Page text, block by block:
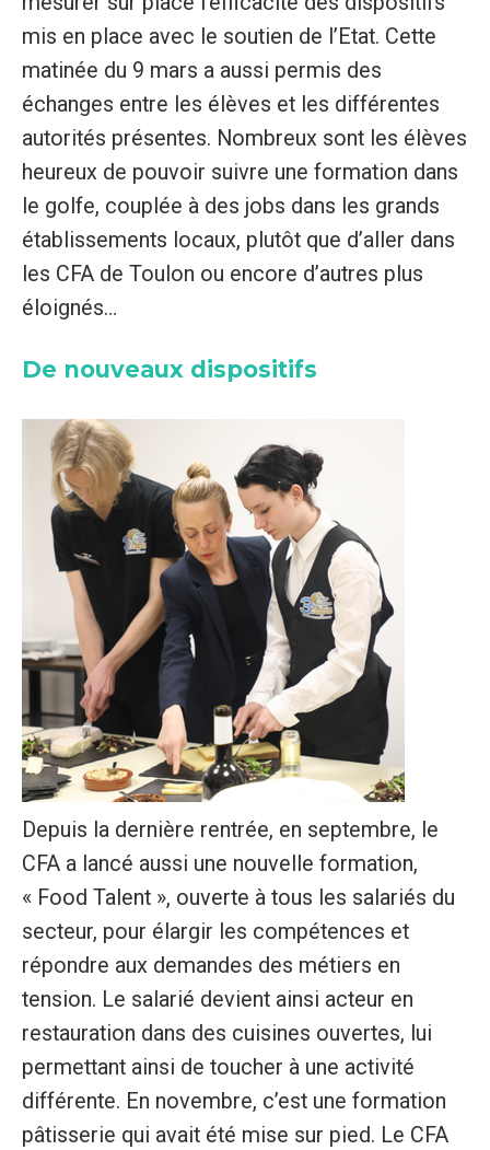
mis en place avec le soutien de l’Etat. Cette
matinée du 9 mars a aussi permis des
échanges entre les élèves et les différentes
autorités présentes. Nombreux sont les élèves
heureux de pouvoir suivre une formation dans
le golfe, couplée à des jobs dans les grands
établissements locaux, plutôt que d’aller dans
les CFA de Toulon ou encore d’autres plus
éloignés…
De nouveaux dispositifs
Depuis la dernière rentrée, en septembre, le
CFA a lancé aussi une nouvelle formation,
« Food Talent », ouverte à tous les salariés du
secteur, pour élargir les compétences et
répondre aux demandes des métiers en
tension. Le salarié devient ainsi acteur en
restauration dans des cuisines ouvertes, lui
permettant ainsi de toucher à une activité
différente. En novembre, c’est une formation
pâtisserie qui avait été mise sur pied. Le CFA